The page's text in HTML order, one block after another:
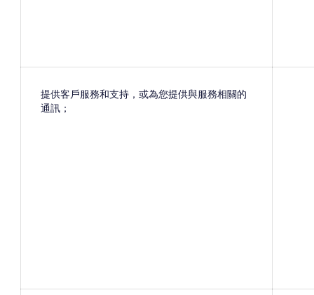
提供客戶服務和支持，或為您提供與服務相關的
通訊；